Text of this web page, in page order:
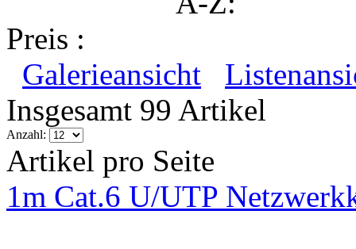
Preis :
Galerieansicht
Insgesamt 99 Artikel
Anzahl:
Artikel pro Seite
1m Cat.6 U/UTP